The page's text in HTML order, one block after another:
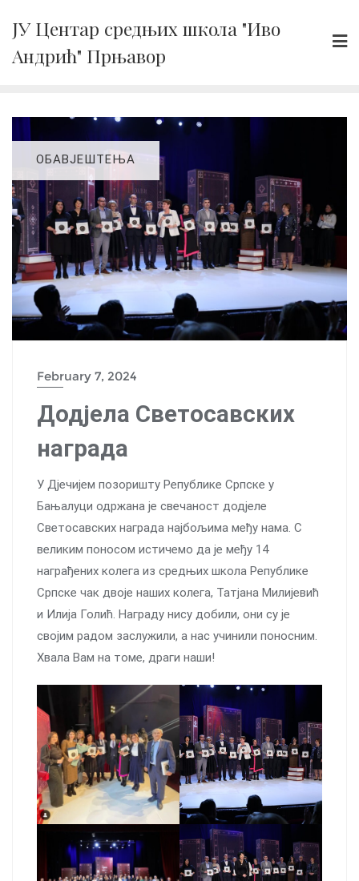
content
ЈУ Центар средњих школа "Иво
Андрић" Прњавор
ОБАВЈЕШТЕЊА
February 7, 2024
Додјела Светосавских
награда
У Дjечијем позоришту Републике Српске у
Бањалуци одржана је свечаност додjеле
Светосавских награда најбољима међу нама. С
великим поносом истичемо да је међу 14
награђених колега из средњих школа Републике
Српске чак двоје наших колега, Татјана Милијевић
и Илија Голић. Награду нису добили, они су је
својим радом заслужили, а нас учинили поносним.
Хвала Вам на томе, драги наши!